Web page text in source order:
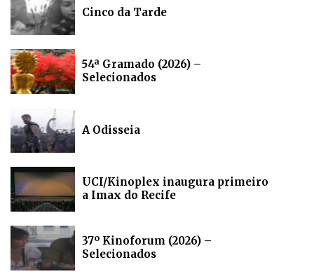
Cinco da Tarde
54ª Gramado (2026) –
Selecionados
A Odisseia
UCI/Kinoplex inaugura primeiro
a Imax do Recife
37º Kinoforum (2026) –
Selecionados